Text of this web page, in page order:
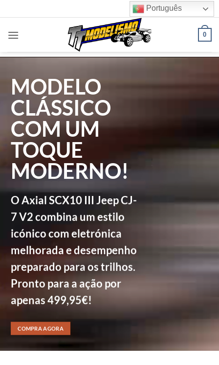
to
content
Português
0
MODELO
CLÁSSICO
COM UM
TOQUE
MODERNO!
O Axial SCX10 III Jeep CJ-
7 V2 combina um estilo
icónico com eletrónica
melhorada e desempenho
preparado para os trilhos.
Pronto para a ação por
apenas 499,95€!
COMPRA AGORA